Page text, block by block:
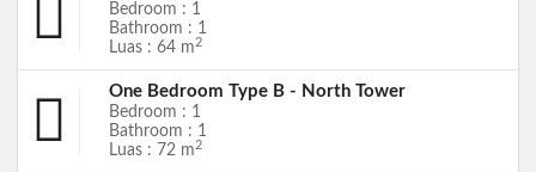
Bedroom : 1
Bathroom : 1
Luas : 64 m 2
One Bedroom Type B - North Tower
Bedroom : 1
Bathroom : 1
Luas : 72 m 2